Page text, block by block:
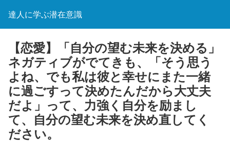
達人に学ぶ潜在意識
【恋愛】「自分の望む未来を決める」
ネガティブがでてきも、「そう思う
よね、でも私は彼と幸せにまた一緒
に過ごすって決めたんだから大丈夫
だよ」って、力強く自分を励まし
て、自分の望む未来を決め直してく
ださい。